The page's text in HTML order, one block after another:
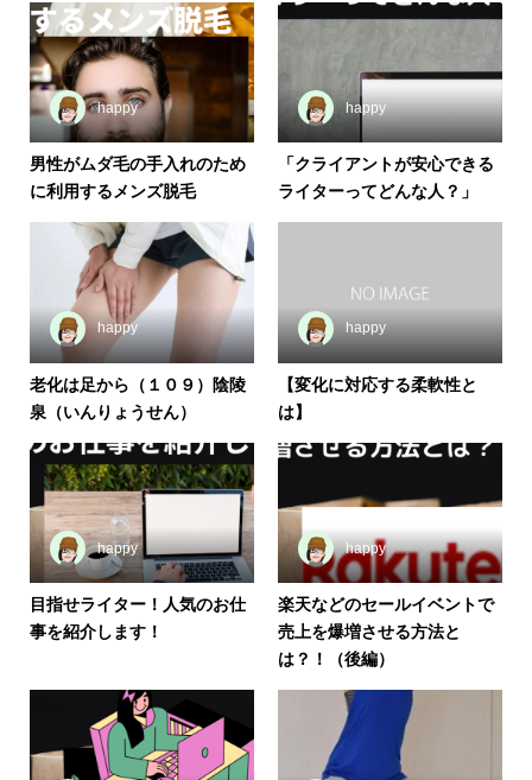
happy
男性がムダ毛の手入れのため
に利用するメンズ脱毛
happy
「クライアントが安心できる
ライターってどんな人？」
happy
老化は足から（１０９）陰陵
泉（いんりょうせん）
happy
【変化に対応する柔軟性と
は】
happy
目指せライター！人気のお仕
事を紹介します！
happy
楽天などのセールイベントで
売上を爆増させる方法と
は？！（後編）